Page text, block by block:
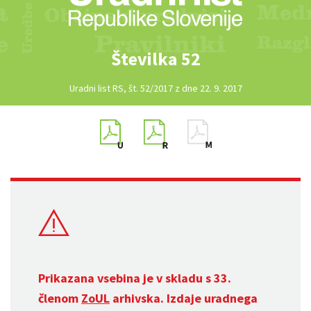
Številka 52
Uradni list RS, št. 52/2017 z dne 22. 9. 2017
Prikazana vsebina je v skladu s 33.
členom ZoUL arhivska. Izdaje uradnega